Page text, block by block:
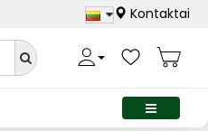
Kontaktai